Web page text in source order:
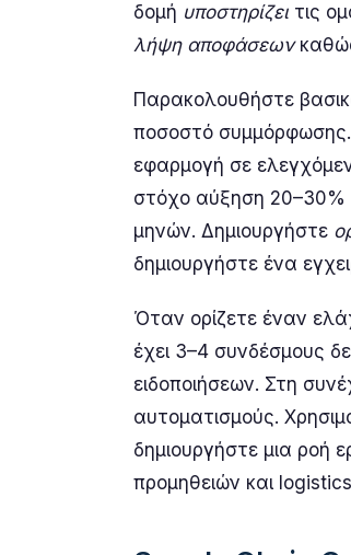
δομή υποστηρίζει τις
λήψη αποφάσεων
Παρακολουθήστε
ποσοστό συμμόρφωσης.
εφαρμογή σε
στόχο αύξηση 20–30%
μηνών. Δημιουργήστε
δημιουργήστε ένα
Όταν ορίζετε έναν
έχει 3–4 συνδέσμους
ειδοποιήσεων. Στη
αυτοματισμούς.
δημιουργήστε μια ροή
προμηθειών και